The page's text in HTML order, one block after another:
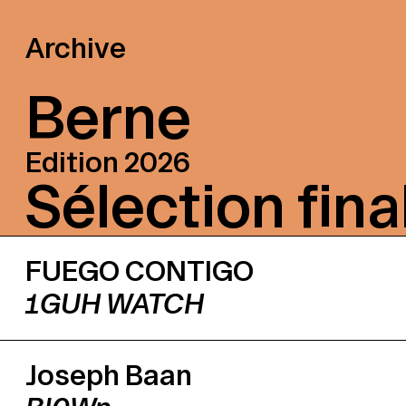
Archive
Berne
Edition 2026
Sé­lec­tion
FUEGO CONTIGO
1GUH WATCH
Joseph Baan